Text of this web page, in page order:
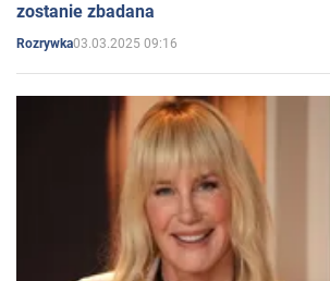
zostanie zbadana
Rozrywka03.03.2025 09:16